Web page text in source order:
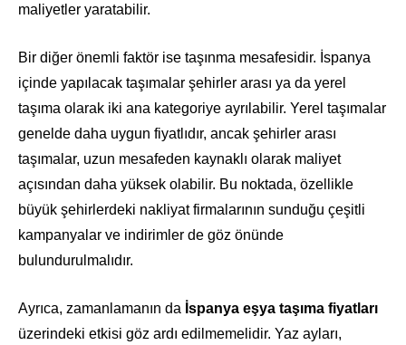
maliyetler yaratabilir.
Bir diğer önemli faktör ise taşınma mesafesidir. İspanya
içinde yapılacak taşımalar şehirler arası ya da yerel
taşıma olarak iki ana kategoriye ayrılabilir. Yerel taşımalar
genelde daha uygun fiyatlıdır, ancak şehirler arası
taşımalar, uzun mesafeden kaynaklı olarak maliyet
açısından daha yüksek olabilir. Bu noktada, özellikle
büyük şehirlerdeki nakliyat firmalarının sunduğu çeşitli
kampanyalar ve indirimler de göz önünde
bulundurulmalıdır.
Ayrıca, zamanlamanın da İspanya eşya taşıma fiyatları
üzerindeki etkisi göz ardı edilmemelidir. Yaz ayları,